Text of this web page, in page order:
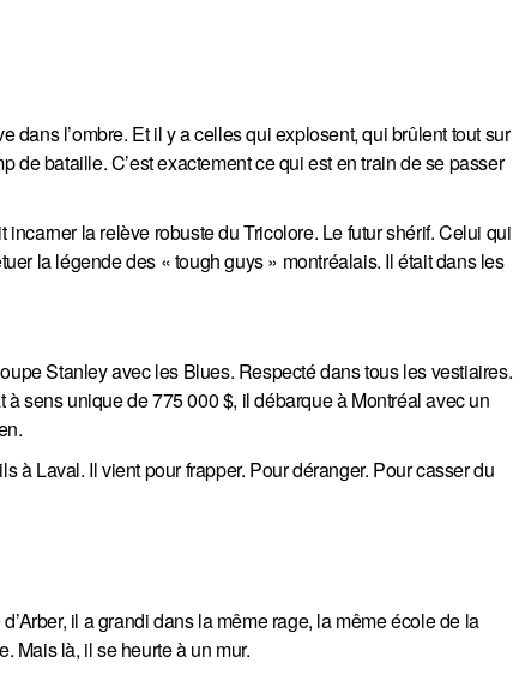
dans l’ombre. Et il y a celles qui explosent, qui brûlent tout sur
de bataille. C’est exactement ce qui est en train de se passer
incarner la relève robuste du Tricolore. Le futur shérif. Celui qui
la légende des « tough guys » montréalais. Il était dans les
Stanley avec les Blues. Respecté dans tous les vestiaires.
sens unique de 775 000 $, il débarque à Montréal avec un
à Laval. Il vient pour frapper. Pour déranger. Pour casser du
il a grandi dans la même rage, la même école de la
Mais là, il se heurte à un mur.